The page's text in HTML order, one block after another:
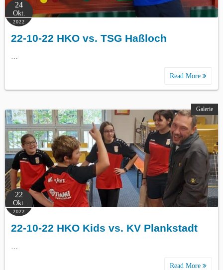
24
Okt.
2022
22-10-22 HKO vs. TSG Haßloch
…
Read More
Galerie
22
Okt.
2022
22-10-22 HKO Kids vs. KV Plankstadt
…
Read More